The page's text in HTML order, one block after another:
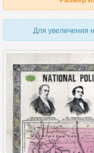
Для увеличения